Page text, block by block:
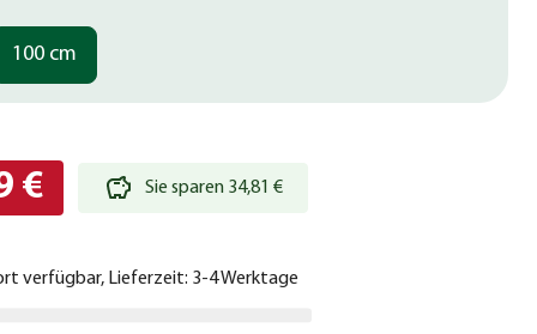
100 cm
€ Sie sparen 34,81 €
verfügbar, Lieferzeit: 3-4 Werktage